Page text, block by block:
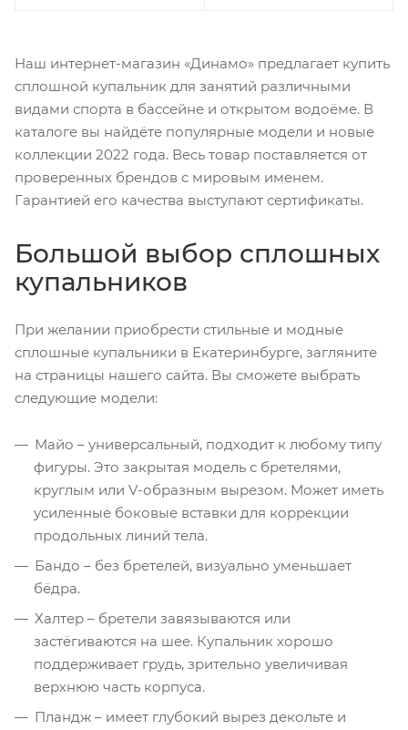
Наш интернет-магазин «Динамо» предлагает купить
сплошной купальник для занятий различными
видами спорта в бассейне и открытом водоёме. В
каталоге вы найдёте популярные модели и новые
коллекции 2022 года. Весь товар поставляется от
проверенных брендов с мировым именем.
Гарантией его качества выступают сертификаты.
Большой выбор сплошных
купальников
При желании приобрести стильные и модные
сплошные купальники в Екатеринбурге, загляните
на страницы нашего сайта. Вы сможете выбрать
следующие модели:
Майо – универсальный, подходит к любому типу
фигуры. Это закрытая модель с бретелями,
круглым или V-образным вырезом. Может иметь
усиленные боковые вставки для коррекции
продольных линий тела.
Бандо – без бретелей, визуально уменьшает
бёдра.
Халтер – бретели завязываются или
застёгиваются на шее. Купальник хорошо
поддерживает грудь, зрительно увеличивая
верхнюю часть корпуса.
Пландж – имеет глубокий вырез декольте и